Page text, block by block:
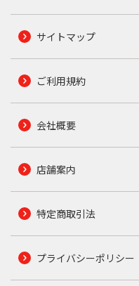
サイトマップ
ご利用規約
会社概要
店舗案内
特定商取引法
プライバシーポリシー